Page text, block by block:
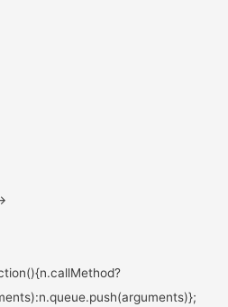
arguments)};